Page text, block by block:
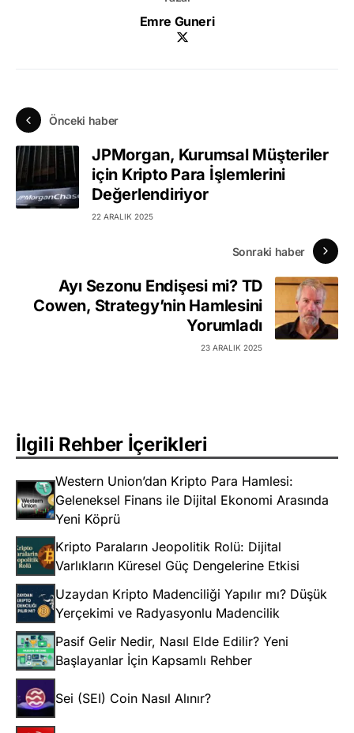
Emre Guneri
Önceki haber
JPMorgan, Kurumsal Müşteriler
için Kripto Para İşlemlerini
Değerlendiriyor
22 ARALIK 2025
Sonraki haber
Ayı Sezonu Endişesi mi? TD
Cowen, Strategy’nin Hamlesini
Yorumladı
23 ARALIK 2025
İlgili Rehber İçerikleri
Western Union’dan Kripto Para Hamlesi:
Geleneksel Finans ile Dijital Ekonomi Arasında
Yeni Köprü
Kripto Paraların Jeopolitik Rolü: Dijital
Varlıkların Küresel Güç Dengelerine Etkisi
Uzaydan Kripto Madenciliği Yapılır mı? Düşük
Yerçekimi ve Radyasyonlu Madencilik
Pasif Gelir Nedir, Nasıl Elde Edilir? Yeni
Başlayanlar İçin Kapsamlı Rehber
Sei (SEI) Coin Nasıl Alınır?